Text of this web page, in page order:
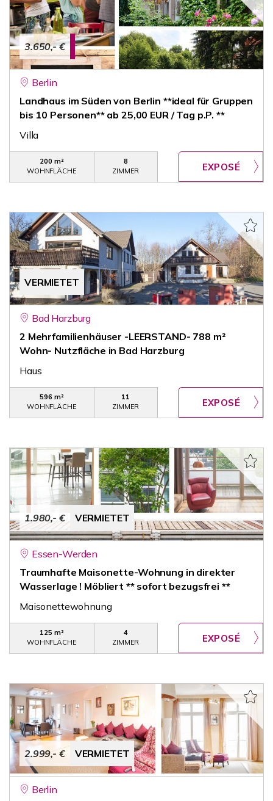
3.650,- €
Berlin
Landhaus im Süden von Berlin **ideal für Gruppen
bis 10 Personen** ab 25,00 EUR / Tag p.P. **
Villa
200 m²
WOHNFLÄCHE
8
ZIMMER
VERMIETET
Bad Harzburg
2 Mehrfamilienhäuser -LEERSTAND- 788 m²
Wohn- Nutzfläche in Bad Harzburg
Haus
596 m²
WOHNFLÄCHE
11
ZIMMER
1.980,- € VERMIETET
Essen-Werden
Traumhafte Maisonette-Wohnung in direkter
Wasserlage ! Möbliert ** sofort bezugsfrei **
Maisonettewohnung
125 m²
WOHNFLÄCHE
4
ZIMMER
2.999,- € VERMIETET
Berlin